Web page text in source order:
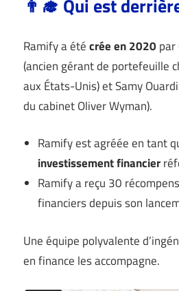
👨‍🎓 Qui est
Ramify a étécrée en 2020
(ancien gérant de portefeuille
aux États-Unis) et Samy
du cabinet Oliver Wyman).
Ramify est agréée en tant
investissement financier
Ramify a reçu 30
financiers depuis son
Une équipe polyvalente
en finance les accompagne.